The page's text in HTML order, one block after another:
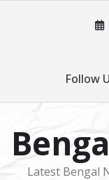
Follow
Latest Bengal